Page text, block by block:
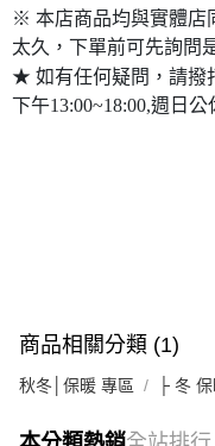
※ 本店商品均與實體店
太久，下單前可先詢問
★ 如有任何疑問，請撥
下午13:00~18:00,週日公
商品相關分類 (1)
秋冬│保暖 專區 ├ 冬